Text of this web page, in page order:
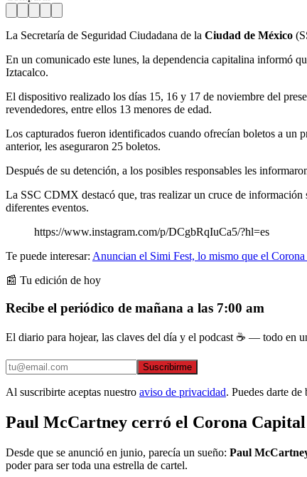
La Secretaría de Seguridad Ciudadana de la Ciudad de México
En un comunicado este lunes, la dependencia capitalina informó
Iztacalco.
El dispositivo realizado los días 15, 16 y 17 de noviembre del
revendedores, entre ellos 13 menores de edad.
Los capturados fueron identificados cuando ofrecían boletos a
anterior, les aseguraron 25 boletos.
Después de su detención, a los posibles responsables les
La SSC CDMX destacó que, tras realizar un cruce de información
diferentes eventos.
https://www.instagram.com/p/DCgbRqIuCa5/?hl=es
Te puede interesar: Anuncian el Simi Fest, lo mismo que el
📰 Tu edición de hoy
Recibe el periódico de mañana a las 7:00 am
El diario para hojear, las claves del día y el podcast ☕ — todo en
Suscribirme
Al suscribirte aceptas nuestro aviso de privacidad. Puedes darte de
Paul McCartney cerró el Corona Capital
Desde que se anunció en junio, parecía un sueño: Paul
poder para ser toda una estrella de cartel.